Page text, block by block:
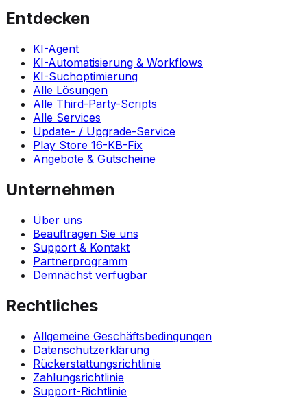
Entdecken
KI-Agent
KI-Automatisierung & Workflows
KI-Suchoptimierung
Alle Lösungen
Alle Third-Party-Scripts
Alle Services
Update- / Upgrade-Service
Play Store 16-KB-Fix
Angebote & Gutscheine
Unternehmen
Über uns
Beauftragen Sie uns
Support & Kontakt
Partnerprogramm
Demnächst verfügbar
Rechtliches
Allgemeine Geschäftsbedingungen
Datenschutzerklärung
Rückerstattungsrichtlinie
Zahlungsrichtlinie
Support-Richtlinie